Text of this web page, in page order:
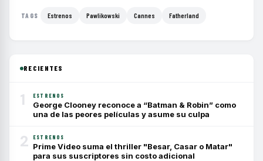
TAGS Estrenos Pawlikowski Cannes Fatherland
RECIENTES
1 ESTRENOS
George Clooney reconoce a “Batman & Robin” como
una de las peores películas y asume su culpa
2 ESTRENOS
Prime Video suma el thriller "Besar, Casar o Matar"
para sus suscriptores sin costo adicional